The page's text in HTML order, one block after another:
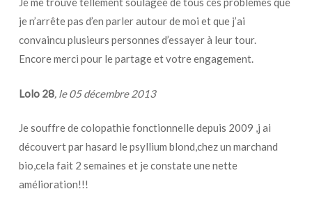
je n’arrête pas d’en parler autour de moi et que j’ai
convaincu plusieurs personnes d’essayer à leur tour.
Encore merci pour le partage et votre engagement.
Lolo 28, le 05 décembre 2013
Je souffre de colopathie fonctionnelle depuis 2009 ,j ai
découvert par hasard le psyllium blond,chez un marchand
bio,cela fait 2 semaines et je constate une nette
amélioration!!!